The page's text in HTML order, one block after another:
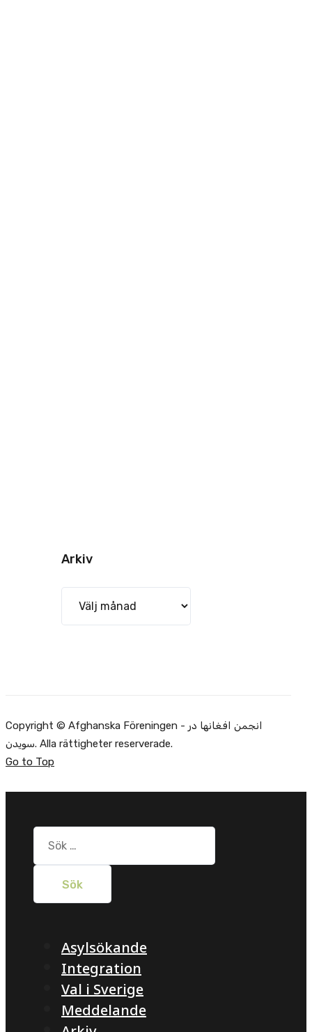
Arkiv
Copyright © Afghanska Föreningen - انجمن افغانها در
سویدن. Alla rättigheter reserverade.
Go to Top
Sök
efter:
Asylsökande
Integration
Val i Sverige
Meddelande